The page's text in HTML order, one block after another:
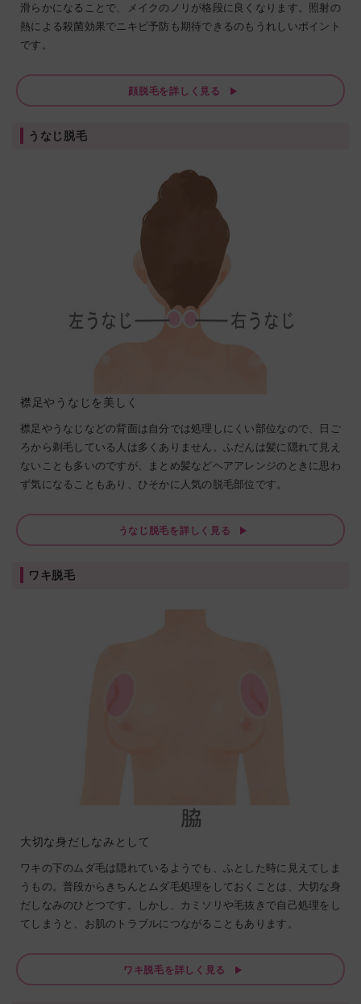
滑らかになることで、メイクのノリが格段に良くなります。照射の
熱による殺菌効果でニキビ予防も期待できるのもうれしいポイント
です。
顔脱毛を詳しく見る
うなじ脱毛
襟足やうなじを美しく
襟足やうなじなどの背面は自分では処理しにくい部位なので、日ご
ろから剃毛している人は多くありません。ふだんは髪に隠れて見え
ないことも多いのですが、まとめ髪などヘアアレンジのときに思わ
ず気になることもあり、ひそかに人気の脱毛部位です。
うなじ脱毛を詳しく見る
ワキ脱毛
大切な身だしなみとして
ワキの下のムダ毛は隠れているようでも、ふとした時に見えてしま
うもの。普段からきちんとムダ毛処理をしておくことは、大切な身
だしなみのひとつです。しかし、カミソリや毛抜きで自己処理をし
てしまうと、お肌のトラブルにつながることもあります。
ワキ脱毛を詳しく見る